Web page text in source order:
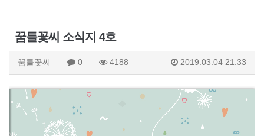
꿈틀꽃씨 소식지 4호
꿈틀꽃씨 0 4188 2019.03.04 21:33